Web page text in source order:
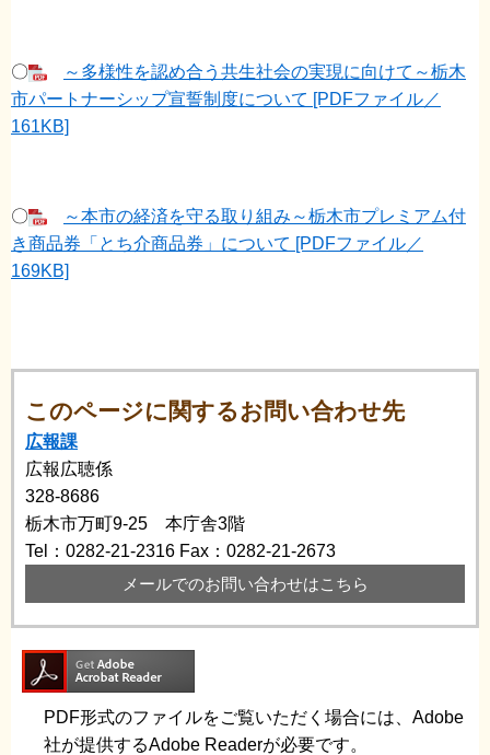
〇
～多様性を認め合う共生社会の実現に向けて～栃木
市パートナーシップ宣誓制度について [PDFファイル／
161KB]
〇
～本市の経済を守る取り組み～栃木市プレミアム付
き商品券「とち介商品券」について [PDFファイル／
169KB]
このページに関するお問い合わせ先
広報課
広報広聴係
328-8686
栃木市万町9-25 本庁舎3階
Tel：0282-21-2316 Fax：0282-21-2673
メールでのお問い合わせはこちら
PDF形式のファイルをご覧いただく場合には、Adobe
社が提供するAdobe Readerが必要です。